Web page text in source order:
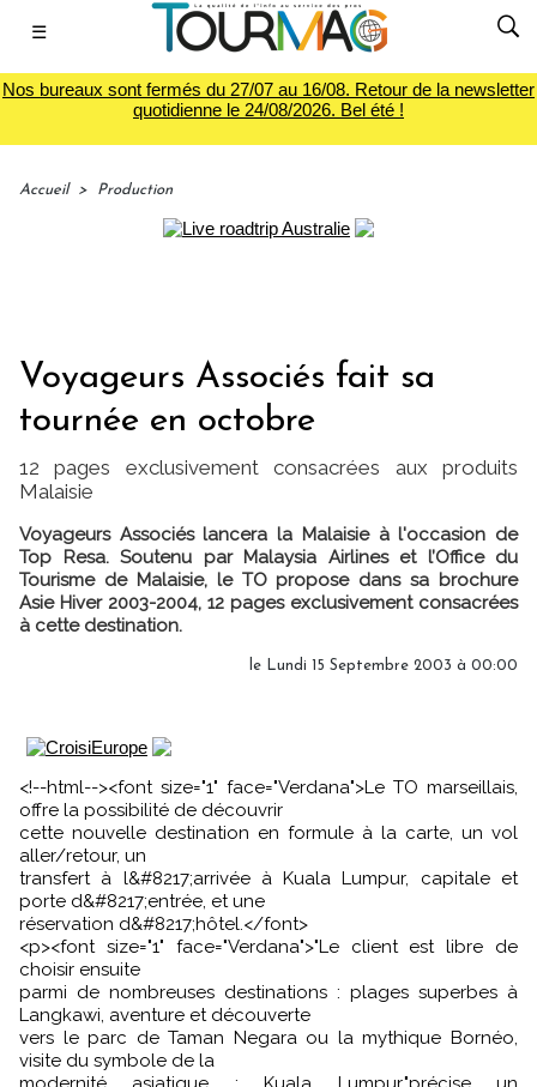
☰
Nos bureaux sont fermés du 27/07 au 16/08. Retour de la newsletter
quotidienne le 24/08/2026. Bel été !
Accueil > Production
Voyageurs Associés fait sa
tournée en octobre
12 pages exclusivement consacrées aux produits
Malaisie
Voyageurs Associés lancera la Malaisie à l'occasion de
Top Resa. Soutenu par Malaysia Airlines et l’Office du
Tourisme de Malaisie, le TO propose dans sa brochure
Asie Hiver 2003-2004, 12 pages exclusivement consacrées
à cette destination.
le Lundi 15 Septembre 2003 à 00:00
<!--html--><font size="1" face="Verdana">Le TO marseillais,
offre la possibilité de découvrir
cette nouvelle destination en formule à la carte, un vol
aller/retour, un
transfert à l&#8217;arrivée à Kuala Lumpur, capitale et
porte d&#8217;entrée, et une
réservation d&#8217;hôtel.</font>
<p><font size="1" face="Verdana">"Le client est libre de
choisir ensuite
parmi de nombreuses destinations : plages superbes à
Langkawi, aventure et découverte
vers le parc de Taman Negara ou la mythique Bornéo,
visite du symbole de la